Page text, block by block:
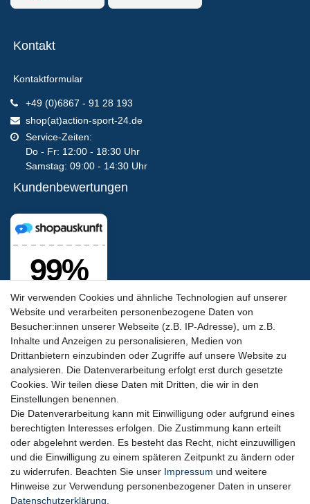
Wir verwenden Cookies und ähnliche Technologien auf unserer
Website und verarbeiten personenbezogene Daten von
Besucher:innen unserer Webseite (z.B. IP-Adresse), um z.B.
Inhalte und Anzeigen zu personalisieren, Medien von
Drittanbietern einzubinden oder Zugriffe auf unsere Website zu
analysieren. Die Datenverarbeitung erfolgt erst durch gesetzte
Cookies. Wir teilen diese Daten mit Dritten, die wir in den
Einstellungen benennen.
Die Datenverarbeitung kann mit Einwilligung oder aufgrund eines
berechtigten Interesses erfolgen. Die Zustimmung kann erteilt
oder abgelehnt werden. Es besteht das Recht, nicht einzuwilligen
und die Einwilligung zu einem späteren Zeitpunkt zu ändern oder
zu widerrufen. Beachten Sie unser Impressum und weitere
Hinweise zur Verwendung personenbezogener Daten in unserer
Daten­schutz­erklärung
Kontakt
Kontaktformular
+49 (0)6867 - 91 28 193
shop(at)action-sport-24.de
Service-Zeiten:
Do - Fr: 12:00 - 18:30 Uhr
Samstag: 09:00 - 14:30 Uhr
Kundenbewertungen
Siegel & Zertifikate
SSL-Datensicherheit